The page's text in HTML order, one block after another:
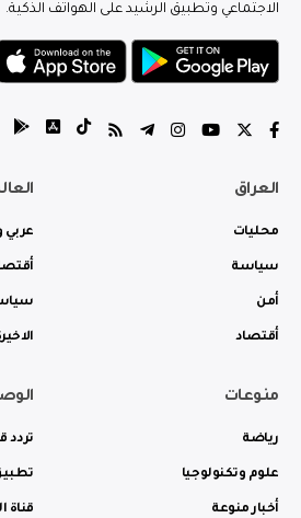
الاجتماعي وتطبيق الرشيد على الهواتف الذكية.
العراق
محليات
سياسة
أمن
أقتصاد
عربي
منوعات
رياضة
علوم وتكنولوجيا
أخبار منوعة
تردد
قناة